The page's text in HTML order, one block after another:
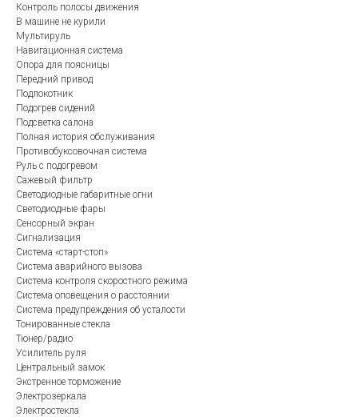
Контроль полосы движения
В машине не курили
Мультируль
Навигационная система
Опора для поясницы
Передний привод
Подлокотник
Подогрев сидений
Подсветка салона
Полная история обслуживания
Противобуксовочная система
Руль с подогревом
Сажевый фильтр
Светодиодные габаритные огни
Светодиодные фары
Сенсорный экран
Сигнализация
Система «старт-стоп»
Система аварийного вызова
Система контроля скоростного режима
Система оповещения о расстоянии
Система предупреждения об усталости
Тонированные стекла
Тюнер/радио
Усилитель руля
Центральный замок
Экстренное торможение
Электрозеркала
Электростекла